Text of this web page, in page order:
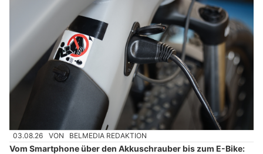
03.08.26 VON BELMEDIA REDAKTION
Vom Smartphone über den Akkuschrauber bis zum E-Bike: